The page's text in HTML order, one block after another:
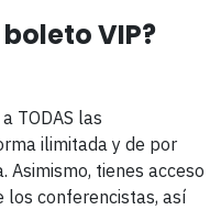
VIP?
TODAS las
ilimitada y de por
Asimismo, tienes acceso
los conferencistas, así